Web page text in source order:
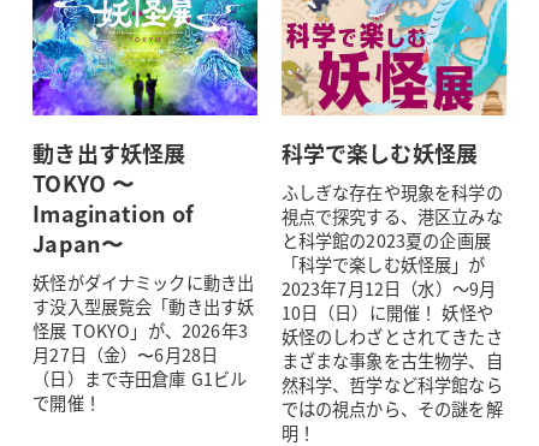
動き出す妖怪展
TOKYO 〜
Imagination of
Japan〜
妖怪がダイナミックに動き出
す没入型展覧会「動き出す妖
怪展 TOKYO」が、2026年3
月27日（金）〜6月28日
（日）まで寺田倉庫 G1ビル
で開催！
科学で楽しむ妖怪展
ふしぎな存在や現象を科学の
視点で探究する、港区立みな
と科学館の2023夏の企画展
「科学で楽しむ妖怪展」が
2023年7月12日（水）～9月
10日（日）に開催！ 妖怪や
妖怪のしわざとされてきたさ
まざまな事象を古生物学、自
然科学、哲学など科学館なら
ではの視点から、その謎を解
明！